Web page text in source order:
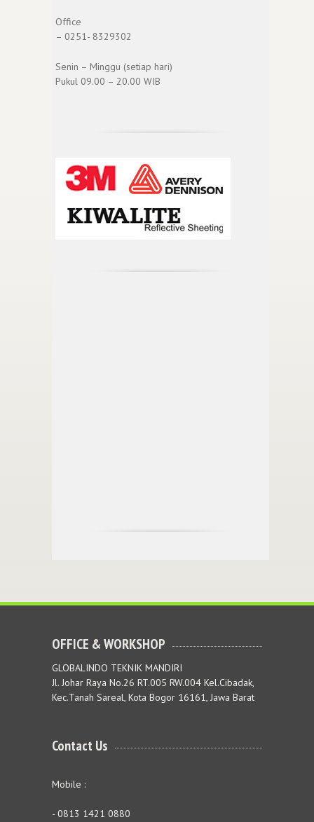
Office
– 0251- 8329302
Senin – Minggu (setiap hari)
Pukul 09.00 – 20.00 WIB
OFFICE & WORKSHOP
GLOBALINDO TEKNIK MANDIRI
Jl. Johar Raya No.26 RT.005 RW.004 Kel.Cibadak,
Kec.Tanah Sareal, Kota Bogor 16161, Jawa Barat
Contact Us
Mobile :
- 0813 1421 0880